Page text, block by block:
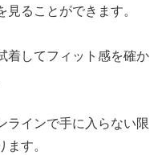
ることができます。
着してフィット感を確か
ラインで手に入らない限
す。